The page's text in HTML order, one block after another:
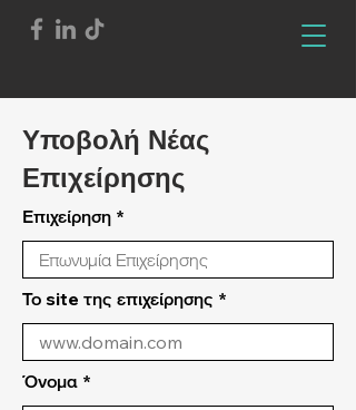
Υποβολή Νέας
Επιχείρησης
Επιχείρηση
Το site της επιχείρησης
Όνομα